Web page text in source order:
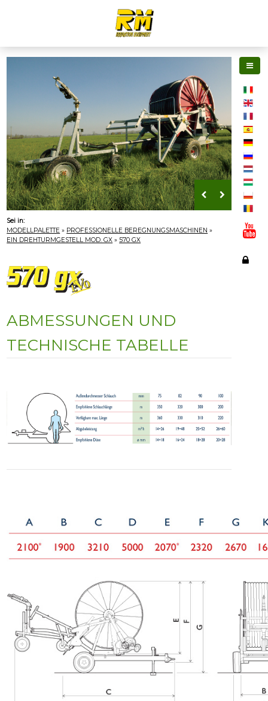
Sei in:
MODELLPALETTE » PROFESSIONELLE BEREGNUNGSMASCHINEN »
EIN DREHTURMGESTELL MOD. GX »570 GX
ABMESSUNGEN UND
TECHNISCHE TABELLE